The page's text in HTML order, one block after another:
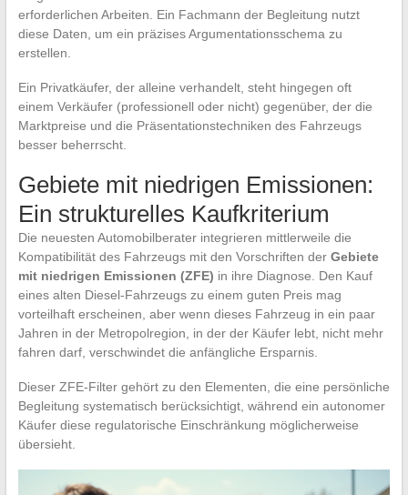
erforderlichen Arbeiten. Ein Fachmann der Begleitung nutzt
diese Daten, um ein präzises Argumentationsschema zu
erstellen.
Ein Privatkäufer, der alleine verhandelt, steht hingegen oft
einem Verkäufer (professionell oder nicht) gegenüber, der die
Marktpreise und die Präsentationstechniken des Fahrzeugs
besser beherrscht.
Gebiete mit niedrigen Emissionen:
Ein strukturelles Kaufkriterium
Die neuesten Automobilberater integrieren mittlerweile die
Kompatibilität des Fahrzeugs mit den Vorschriften der Gebiete
mit niedrigen Emissionen (ZFE) in ihre Diagnose. Den Kauf
eines alten Diesel-Fahrzeugs zu einem guten Preis mag
vorteilhaft erscheinen, aber wenn dieses Fahrzeug in ein paar
Jahren in der Metropolregion, in der der Käufer lebt, nicht mehr
fahren darf, verschwindet die anfängliche Ersparnis.
Dieser ZFE-Filter gehört zu den Elementen, die eine persönliche
Begleitung systematisch berücksichtigt, während ein autonomer
Käufer diese regulatorische Einschränkung möglicherweise
übersieht.